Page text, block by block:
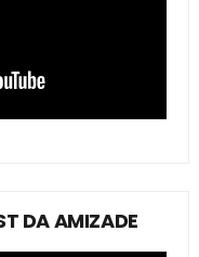
DA AMIZADE